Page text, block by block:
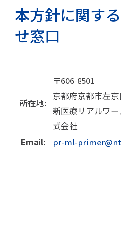
本方針に関す
せ窓口
所在地:
〒606-8501
京都府京都市左
新医療リアルワ
式会社
Email:
pr-ml-